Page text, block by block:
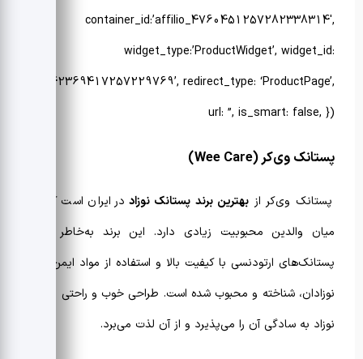
container_id:’affilio_4760451257282338314′,
widget_type:’ProductWidget’, widget_id:
‘4642369417257229769’, redirect_type: ‘ProductPage’,
url: ”, is_smart: false, })
پستانک وی‌کر (Wee Care
)
پستانک وی‌کر ازبهترین برند پستانک نوزاددر ایران است که در
میان والدین محبوبیت زیادی دارد. این برند به‌خاطر تولید
پستانک‌های ارتودنسی با کیفیت بالا و استفاده از مواد ایمن برای
نوزادان، شناخته و محبوب شده است. طراحی خوب و راحتی دارد و
نوزاد به سادگی آن را می‌پذیرد و از آن لذت می‌برد.